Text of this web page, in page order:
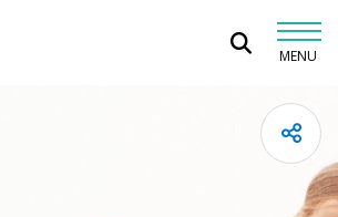
MENU